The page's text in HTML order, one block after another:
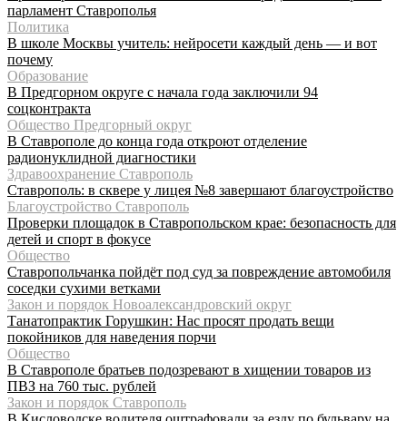
парламент Ставрополья
Политика
В школе Москвы учитель: нейросети каждый день — и вот
почему
Образование
В Предгорном округе с начала года заключили 94
соцконтракта
Общество Предгорный округ
В Ставрополе до конца года откроют отделение
радионуклидной диагностики
Здравоохранение Ставрополь
Ставрополь: в сквере у лицея №8 завершают благоустройство
Благоустройство Ставрополь
Проверки площадок в Ставропольском крае: безопасность для
детей и спорт в фокусе
Общество
Ставропольчанка пойдёт под суд за повреждение автомобиля
соседки сухими ветками
Закон и порядок Новоалександровский округ
Танатопрактик Горушкин: Нас просят продать вещи
покойников для наведения порчи
Общество
В Ставрополе братьев подозревают в хищении товаров из
ПВЗ на 760 тыс. рублей
Закон и порядок Ставрополь